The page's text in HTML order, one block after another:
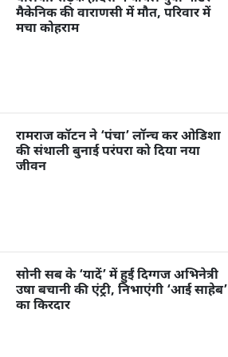
मैकेनिक की वाराणसी में मौत, परिवार में
मचा कोहराम
रामराज कॉटन ने ‘पंचा’ लॉन्च कर ओडिशा
की संथाली बुनाई परंपरा को दिया नया
जीवन
सोनी सब के ‘यादें’ में हुईं दिग्गज अभिनेत्री
उषा बचानी की एंट्री, निभाएंगी ‘आई साहेब’
का किरदार